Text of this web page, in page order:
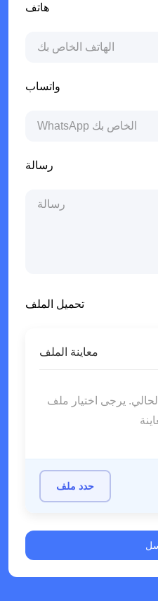
هاتف
واتساب
رسالة
تحميل الملف
معاينة الملف
يرجى اختيار ملف
حدد ملف